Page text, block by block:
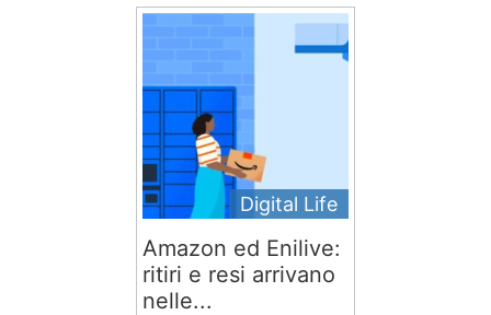
Digital Life
Amazon ed Enilive:
ritiri e resi arrivano
nelle...